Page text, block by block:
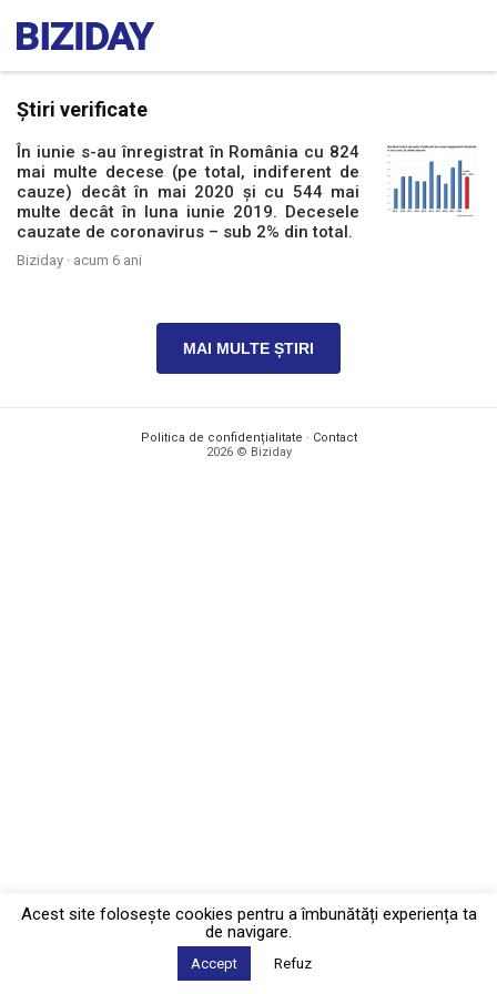
Știri verificate
În iunie s-au înregistrat în România cu 824
mai multe decese (pe total, indiferent de
cauze) decât în mai 2020 și cu 544 mai
multe decât în luna iunie 2019. Decesele
cauzate de coronavirus – sub 2% din total.
Biziday · acum 6 ani
MAI MULTE ȘTIRI
Politica de confidențialitate · Contact
2026 © Biziday
Acest site foloseşte cookies pentru a îmbunătăți experiența ta
de navigare.
Accept Refuz